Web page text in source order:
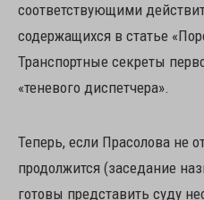
соответствующими
содержащихся в статье
Транспортные секреты
«теневого диспетчера».
Теперь, если Прасолова не
продолжится (заседание
готовы представить суду